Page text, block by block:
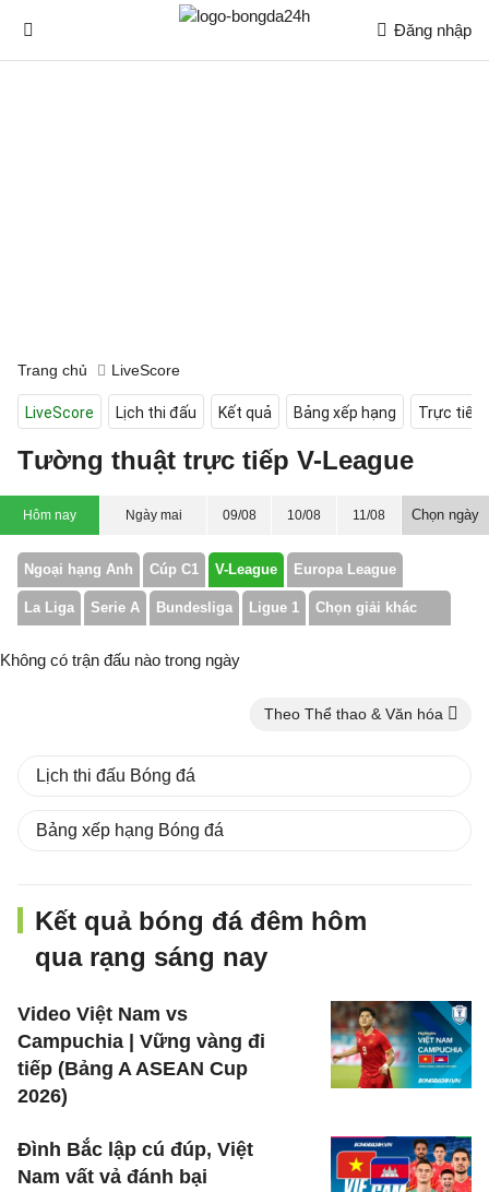
Đăng nhập
Trang chủ LiveScore
LiveScore Lịch thi đấu Kết quả Bảng xếp hạng Trực tiếp
Tường thuật trực tiếp V-League
Hôm nay Ngày mai 09/08 10/08 11/08 Chọn ngày
Ngoại hạng Anh Cúp C1 V-League Europa League
La Liga Serie A Bundesliga Ligue 1 Chọn giải khác
Không có trận đấu nào trong ngày
Theo Thể thao & Văn hóa
Lịch thi đấu Bóng đá
Bảng xếp hạng Bóng đá
Kết quả bóng đá đêm hôm
qua rạng sáng nay
Video Việt Nam vs
Campuchia | Vững vàng đi
tiếp (Bảng A ASEAN Cup
2026)
Đình Bắc lập cú đúp, Việt
Nam vất vả đánh bại